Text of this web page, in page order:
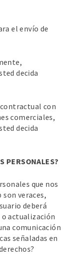
el envío de
decida
con
comerciales,
decida
PERSONALES?
que nos
veraces,
deberá
actualización
comunicación
señaladas en